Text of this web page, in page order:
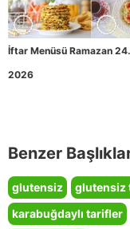
İftar Menüsü Ramazan
2026
Benzer
glutensiz glutensiz
karabuğdaylı tarifler